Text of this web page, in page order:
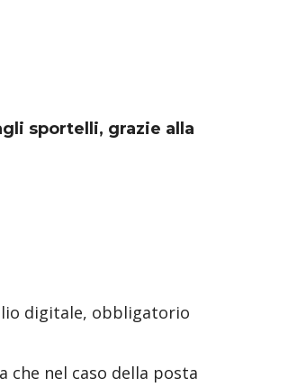
sportelli, grazie alla
digitale, obbligatorio
che nel caso della posta